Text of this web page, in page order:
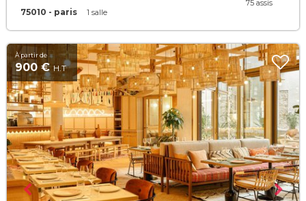
75010 - paris 1 salle
75 assis
À partir de
900 €H.T